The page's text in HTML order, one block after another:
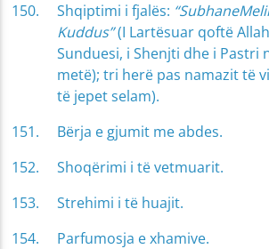
Shqiptimi i fjalës:
Kuddus”(I Lartësuar qoftë
Sunduesi, i Shenjti dhe i Pastri
metë); tri herë pas namazit të
të jepet selam).
Bërja e gjumit me abdes.
Shoqërimi i të vetmuarit.
Strehimi i të huajit.
Parfumosja e xhamive.